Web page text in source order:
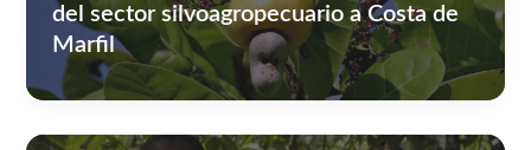
del sector silvoagropecuario a Costa de
Marfil